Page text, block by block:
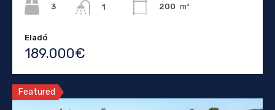
3
1
200 m²
Eladó
189.000€
Featured